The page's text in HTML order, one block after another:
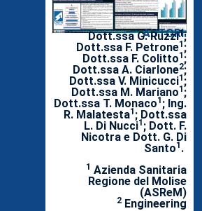
AUTORI:
Dott.ssa G. Ruzzi1;
Dott.ssa F. Petrone1 ;
Dott.ssa F. Colitto1 ;
Dott.ssa A. Ciarlone2;
Dott.ssa V. Minicucci1 ;
Dott.ssa M. Mariano1 ;
Dott.ssa T. Monaco1 ; Ing.
R. Malatesta1 ; Dott.ssa
L. Di Nucci1 ; Dott. F.
Nicotra e Dott. G. Di
Santo1 .
1 Azienda Sanitaria
Regione del Molise
(ASReM)
2 Engineering